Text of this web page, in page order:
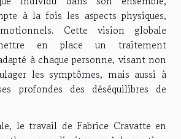
à la fois les aspects physiques,
Cette vision globale
en place un traitement
à chaque personne, visant non
les symptômes, mais aussi à
profondes des déséquilibres de
le travail de Fabrice Cravatte en